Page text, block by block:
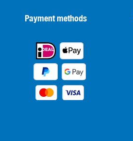
Payment methods